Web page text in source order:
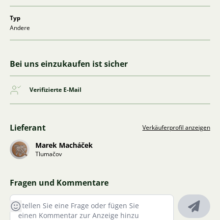
Typ
Andere
Bei uns einzukaufen ist sicher
Verifizierte E-Mail
Lieferant Verkäuferprofil anzeigen
Marek Macháček
Tlumačov
Fragen und Kommentare